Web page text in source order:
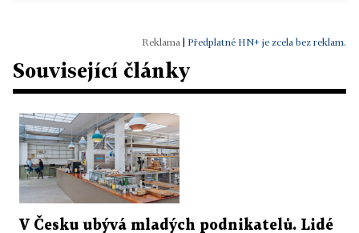
Předplatné HN+ je zcela bez reklam.
Související články
V Česku ubývá mladých podnikatelů. Lidé